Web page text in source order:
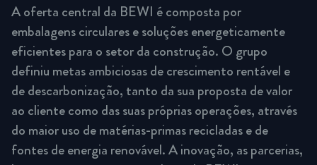
A oferta central da BEWI é composta por
embalagens circulares e soluções energeticamente
eficientes para o setor da construção. O grupo
definiu metas ambiciosas de crescimento rentável e
de descarbonização, tanto da sua proposta de valor
ao cliente como das suas próprias operações, através
do maior uso de matérias-primas recicladas e de
fontes de energia renovável. A inovação, as parcerias,